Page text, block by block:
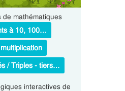
de mathématiques
à 10, 100…
/ Triples - tiers…
interactives de